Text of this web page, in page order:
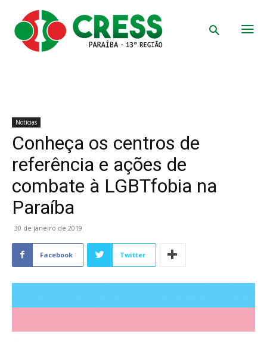
Notícias
Conheça os centros de
referência e ações de
combate à LGBTfobia na
Paraíba
30 de janeiro de 2019
Facebook Twitter